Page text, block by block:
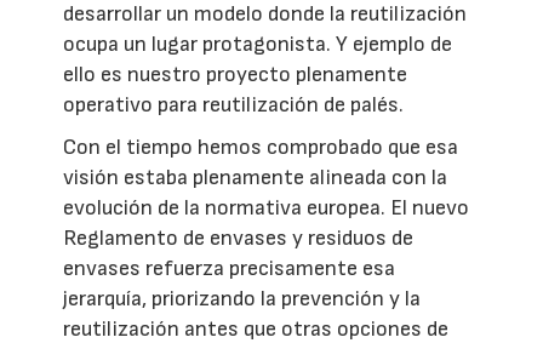
desarrollar un modelo donde la reutilización
ocupa un lugar protagonista. Y ejemplo de
ello es nuestro proyecto plenamente
operativo para reutilización de palés.
Con el tiempo hemos comprobado que esa
visión estaba plenamente alineada con la
evolución de la normativa europea. El nuevo
Reglamento de envases y residuos de
envases refuerza precisamente esa
jerarquía, priorizando la prevención y la
reutilización antes que otras opciones de